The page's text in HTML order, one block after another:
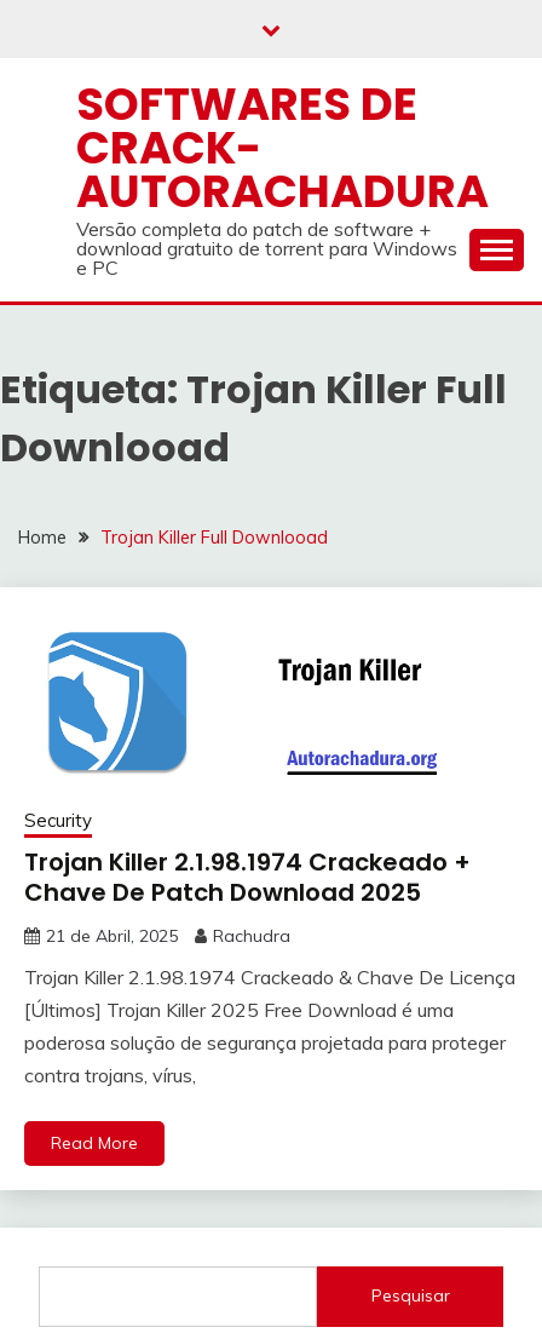
SOFTWARES DE
CRACK-
AUTORACHADURA
Versão completa do patch de software +
download gratuito de torrent para Windows
e PC
Etiqueta: Trojan Killer Full
Downlooad
Home Trojan Killer Full Downlooad
Security
Trojan Killer 2.1.98.1974 Crackeado +
Chave De Patch Download 2025
21 de Abril, 2025 Rachudra
Trojan Killer 2.1.98.1974 Crackeado & Chave De Licença
[Últimos] Trojan Killer 2025 Free Download é uma
poderosa solução de segurança projetada para proteger
contra trojans, vírus,
Read More
Pesquisar